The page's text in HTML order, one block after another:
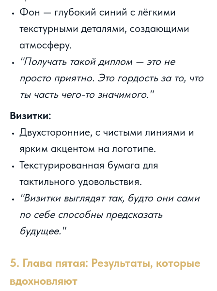
Фон — глубокий синий с лёгкими
текстурными деталями, создающими
атмосферу.
"Получать такой диплом — это не
просто приятно. Это гордость за то, что
ты часть чего-то значимого."
Визитки:
Двухсторонние, с чистыми линиями и
ярким акцентом на логотипе.
Текстурированная бумага для
тактильного удовольствия.
"Визитки выглядят так, будто они сами
по себе способны предсказать
будущее."
5. Глава пятая: Результаты, которые
вдохновляют